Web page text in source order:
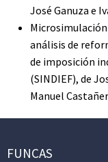
José Ganuza e
análisis de
de imposición
(SINDIEF), de
Manuel
FUNCAS